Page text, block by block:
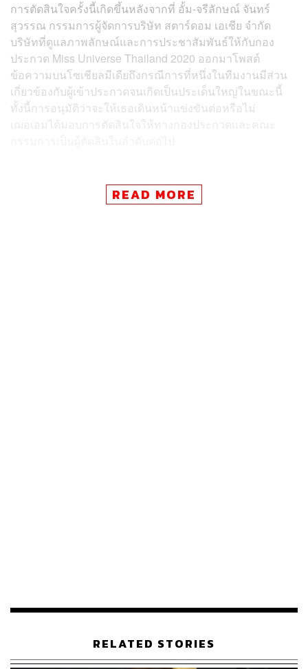
การตัดสินใจครั้งนี้เกิดขึ้นหลังจากที่ อั้ม-จรีลักษณ์ จันทร์
สุวรรณ กรรมการผู้จัดการบริษัท สตาร์ดอม เอเชีย จำกัด
บริษัทที่ดูแลภาพลักษณ์และการประชาสัมพันธ์ให้กับกอง
ประกวด Miss Universe Thailand 2020 ออกมาโพสต์
ข้อความบนโซเชียลมีเดียถึงกรณีการที่หนึ่งในทีมงานมีส่วน
เกี่ยวข้องกับผู้เข้าประกวดจนเกิดเป็นประเด็นใหญ่ในขณะนี้
ทั้งนี้การอนุมัติว่าจะให้เธอเดินหน้าแข่งขันต่อหรือไม่
เฌอเอมได้มอบการตัดสินใจให้ทางกองประกวดและคณะ
Miss Universe Thailand 2020
ประกวดความงาม
READ MORE
RELATED STORIES